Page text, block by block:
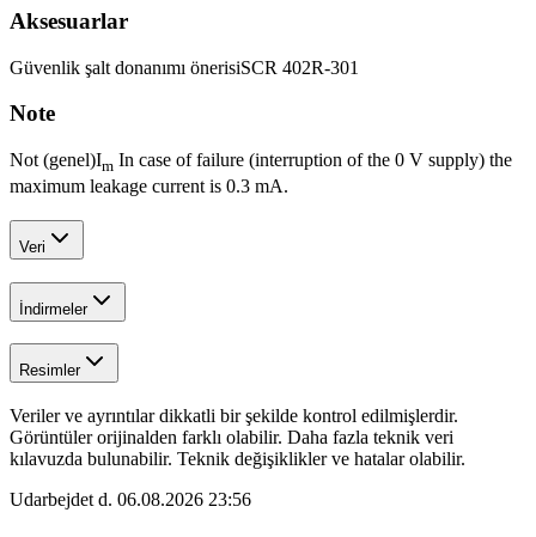
Aksesuarlar
Güvenlik şalt donanımı önerisiSCR 402R-301
Note
Not (genel)Im In case of failure (interruption of the 0 V supply) the
maximum leakage current is 0.3 mA.
Veri
İndirmeler
Resimler
Veriler ve ayrıntılar dikkatli bir şekilde kontrol edilmişlerdir.
Görüntüler orijinalden farklı olabilir. Daha fazla teknik veri
kılavuzda bulunabilir. Teknik değişiklikler ve hatalar olabilir.
Udarbejdet d. 06.08.2026 23:56